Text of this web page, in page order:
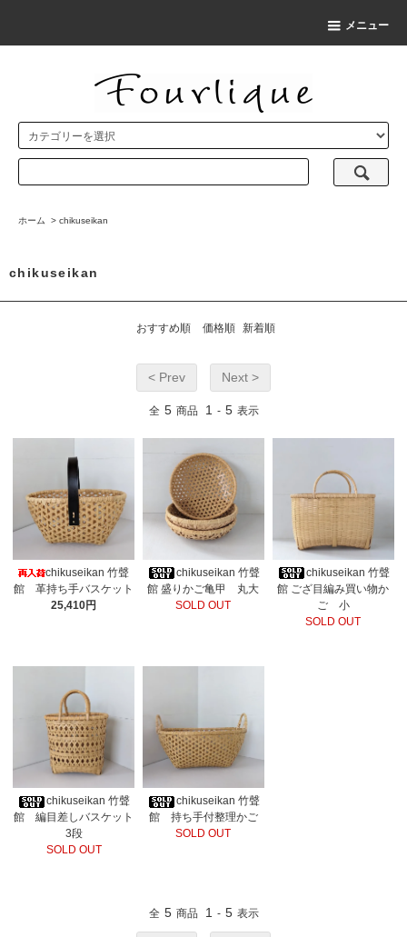
メニュー
ホーム > chikuseikan
chikuseikan
おすすめ順 価格順 新着順
< Prev Next >
全 5 商品 1 - 5 表示
chikuseikan 竹聲
館 革持ち手バスケット
25,410円
chikuseikan 竹聲
館 盛りかご亀甲 丸大
SOLD OUT
chikuseikan 竹聲
館 ござ目編み買い物か
ご 小
SOLD OUT
chikuseikan 竹聲
館 編目差しバスケット
3段
SOLD OUT
chikuseikan 竹聲
館 持ち手付整理かご
SOLD OUT
全 5 商品 1 - 5 表示